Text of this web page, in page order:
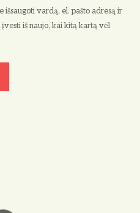
vardą, el. pašto adresą ir
iš naujo, kai kitą kartą vėl